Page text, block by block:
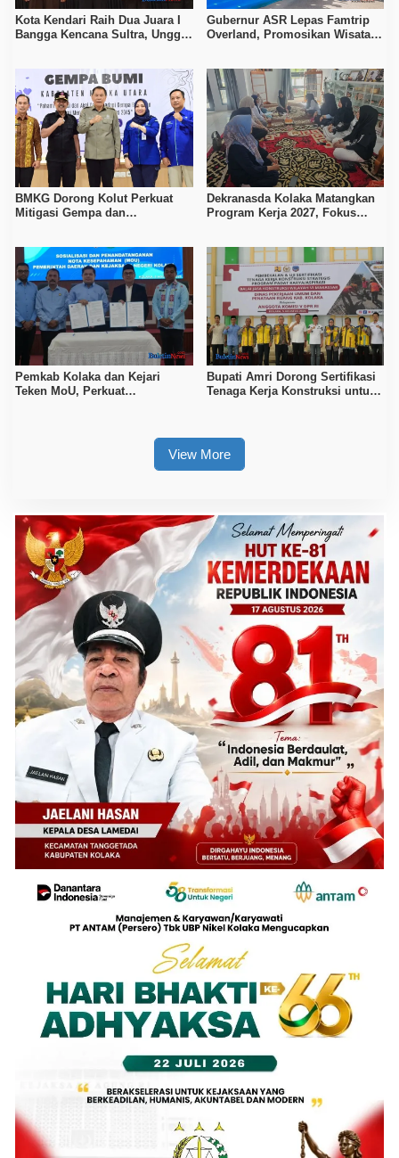
Kota Kendari Raih Dua Juara I
Bangga Kencana Sultra, Unggul
Gubernur ASR Lepas Famtrip
Overland, Promosikan Wisata
BMKG Dorong Kolut Perkuat
Mitigasi Gempa dan
Dekranasda Kolaka Matangkan
Program Kerja 2027, Fokus
Pemkab Kolaka dan Kejari
Teken MoU, Perkuat
Bupati Amri Dorong Sertifikasi
Tenaga Kerja Konstruksi untuk
View More